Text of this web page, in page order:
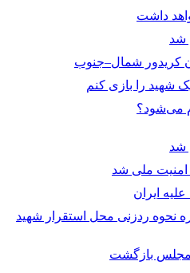
داشت
شد
کریدور شمال–جنوب
شهید را بازی کنم
می‌شود؟
شد
ملی شد
ایران
نحوه ردزنی محل استقرار شهید
مجلس بازگشت